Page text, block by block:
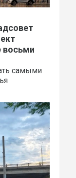
восьми
самыми